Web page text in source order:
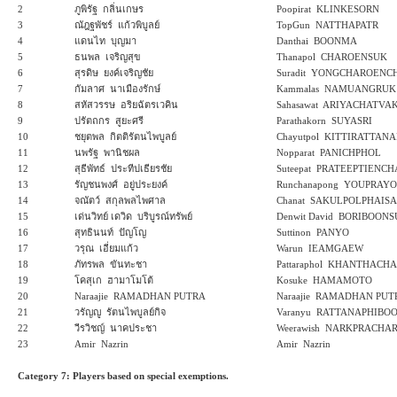
2 ภูพิรัฐ กลิ่นเกษร
Poopirat KLINKESORN
3
ณัฎฐพัชร์ แก้วพิบูลย์
TopGun NATTHAPATR
4
แดนไท บุญมา
Danthai BOONMA
5
ธนพล เจริญสุข
Thanapol CHAROENSUK
6
สุรดิษ ยงค์เจริญชัย
Suradit
7
กัมลาศ นาเมืองรักษ์
Kammalas NAMUANGRUK
8
สหัสวรรษ อริยฉัตรเวคิน
Sahasawat
9
ปรัตถกร สูยะศรี
Parathakorn SUYASRI
10
ชยุตพล กิตติรัตนไพบูลย์
Chayutpol
11
นพรัฐ พานิชผล
Nopparat PANICHPHOL
12
สุธีพัทธ์ ประทีปเธียรชัย
Suteepat
13
รัญชนพงศ์ อยู่ประยงค์
Runchanapong
14
จณัตว์ สกุลพลไพศาล
Chanat
15
เด่นวิทย์ เดวิด บริบูรณ์ทรัพย์
Denwit David
16
สุทธินนท์ ปัญโญ
Suttinon PANYO
17
วรุณ เอี่ยมแก้ว
Warun IEAMGAEW
18
ภัทรพล ขันทะชา
Pattaraphol KHANTHACHA
19
โคสุเก ฮามาโมโต้
Kosuke HAMAMOTO
20
Naraajie RAMADHAN PUTRA
Naraajie RAMADHAN
21
วรัญญู รัตนไพบูลย์กิจ
Varanyu
22
วีรวิชญ์ นาคประชา
Weerawish NARKPRACHAR
23
Amir Nazrin Amir Nazrin
Category 7: Players based on special exemptions.